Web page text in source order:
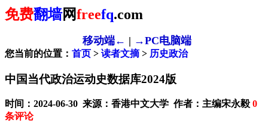
免费翻墙网freefq.com
移动端← | →PC电脑端
您当前的位置： 首页 > 读者文摘> 历史政治
中国当代政治运动史数据库2024版
时间：2024-06-30 来源：香港中文大学 作者：主编宋永毅 0
条评论